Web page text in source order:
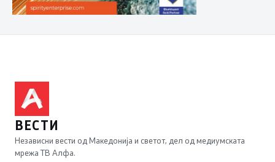
ВЕСТИ
Независни вести од Македонија и светот, дел од медиумската
мрежа ТВ Алфа.